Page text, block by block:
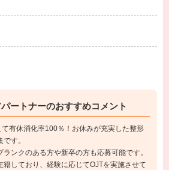
ートナーのおすすめコメント
有休消化率100％！お休みが充実した整形
す。
ンクのある方や新卒の方も応募可能です。
籍しており、経験に応じてOJTを実施させて